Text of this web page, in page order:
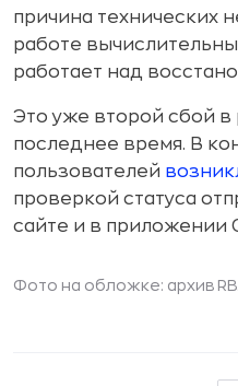
причина технических
работе
работает над
Это уже второй сбой в
последнее время. В
пользователей
проверкой статуса
сайте и в приложении
Фото на обложке: архив